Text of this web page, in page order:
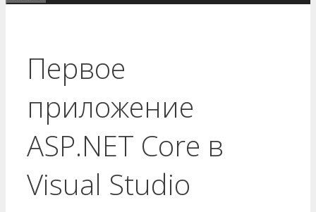
Первое
приложение
ASP.NET Core в
Visual Studio